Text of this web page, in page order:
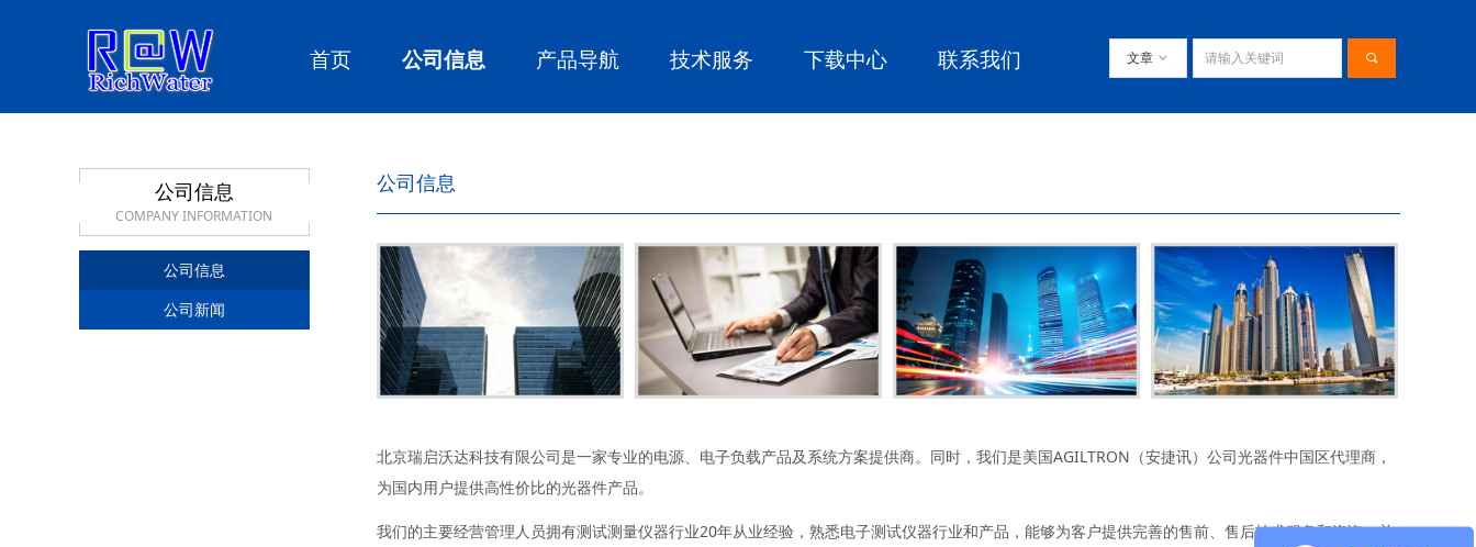
끠
文章 ꀁ
首页 公司信息 产品导航 技术服务 下载中心 联系我们
公司信息
COMPANY INFORMATION
公司信息
公司新闻
公司信息
北京瑞启沃达科技有限公司是一家专业的电源、电子负载产品及系统方案提供商。同时，我们是美国AGILTRON（安捷讯）公司光器件中国区代理商，
为国内用户提供高性价比的光器件产品。
我们的主要经营管理人员拥有测试测量仪器行业20年从业经验，熟悉电子测试仪器行业和产品，能够为客户提供完善的售前、售后技术服务和咨询，并